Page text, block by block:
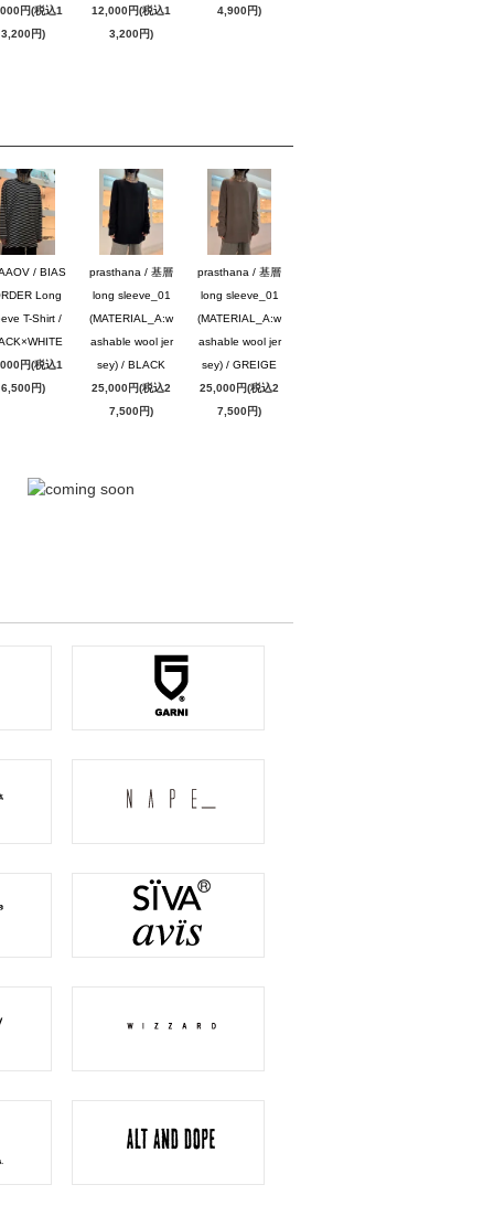
円(税込1
3,200円)
12,000円(税込1
3,200円)
4,900円)
/ BIAS
Long
T-Shirt /
円(税込1
6,500円)
prasthana / 基層
long sleeve_01
(MATERIAL_A:w
ashable wool jer
sey) / BLACK
25,000円(税込2
7,500円)
prasthana / 基層
long sleeve_01
(MATERIAL_A:w
ashable wool jer
sey) / GREIGE
25,000円(税込2
7,500円)